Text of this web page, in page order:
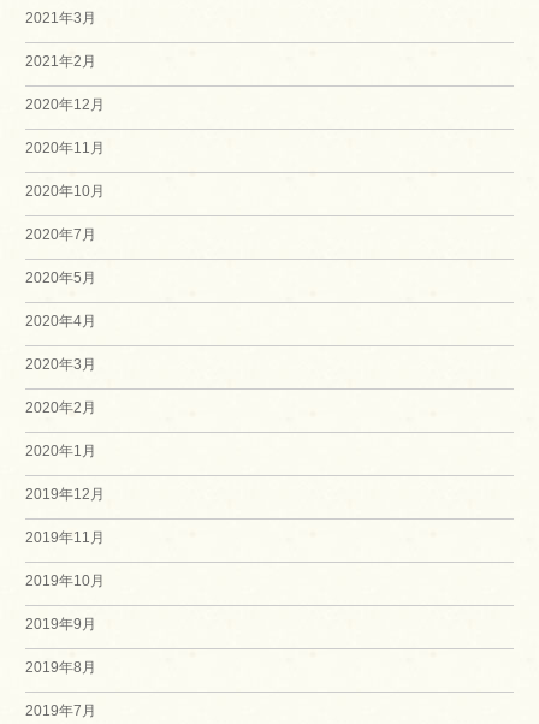
2021年3月
2021年2月
2020年12月
2020年11月
2020年10月
2020年7月
2020年5月
2020年4月
2020年3月
2020年2月
2020年1月
2019年12月
2019年11月
2019年10月
2019年9月
2019年8月
2019年7月